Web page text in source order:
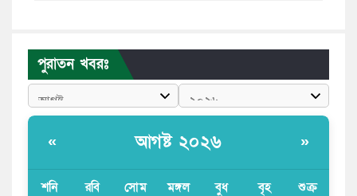
পাঁচ দেশি মাছে মিলল মাইক্রোপ্লাস্টিক, সবচেয়ে বেশি কই মাছে
বাংলাদেশী কর্মীদের আকামা নিয়ে বড় সুখবর দিলো সৌদি
সজীব ওয়াজেদ জয়
পুরাতন খবরঃ
« আগষ্ট ২০২৬ »
শনি রবি সোম মঙ্গল বুধ বৃহ শুক্র